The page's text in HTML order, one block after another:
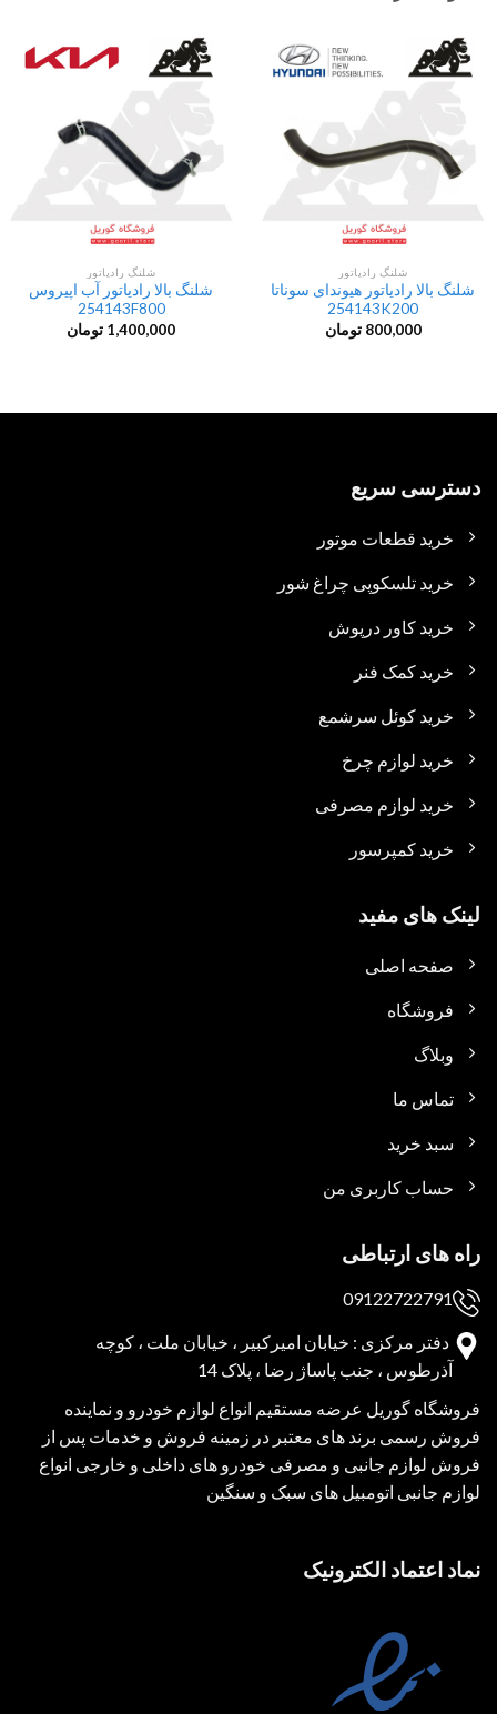
شلنگ رادیاتور
شلنگ بالا رادیاتور هیوندای سوناتا
254143K200
800,000 تومان
شلنگ رادیاتور
شلنگ بالا رادیاتور آب اپیروس
254143F800
1,400,000 تومان
دسترسی سریع
خرید قطعات موتور
خرید تلسکوپی چراغ شور
خرید کاور درپوش
خرید کمک فنر
خرید کوئل سرشمع
خرید لوازم چرخ
خرید لوازم مصرفی
خرید کمپرسور
لینک های مفید
صفحه اصلی
فروشگاه
وبلاگ
تماس ما
سبد خرید
حساب کاربری من
راه های ارتباطی
09122722791
دفتر مرکزی : خیابان امیرکبیر ، خیابان ملت ، کوچه
آذرطوس ، جنب پاساژ رضا ، پلاک 14
فروشگاه گوریل عرضه مستقیم انواع لوازم خودرو و نماینده
فروش رسمی برند های معتبر در زمینه فروش و خدمات پس از
فروش لوازم جانبی و مصرفی خودرو های داخلی و خارجی انواع
لوازم جانبی اتومبیل های سبک و سنگین
نماد اعتماد الکترونیک